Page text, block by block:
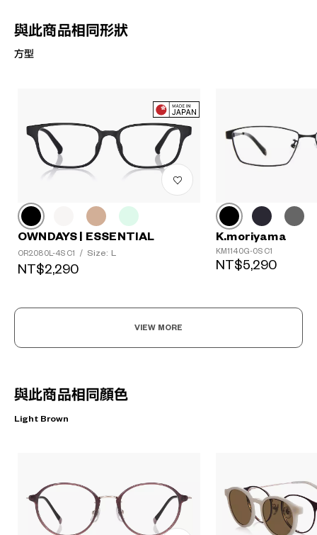
與此商品相同形狀
方型
OWNDAYS | ESSENTIAL
OR2080L-4S C1 / Size: L
NT$2,290
K.moriyama
KM1140G-0S C1
NT$5,290
VIEW MORE
與此商品相同顏色
Light Brown